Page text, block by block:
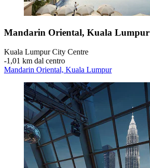
Mandarin Oriental, Kuala Lumpur
Kuala Lumpur City Centre
‐1,01 km dal centro
Mandarin Oriental, Kuala Lumpur